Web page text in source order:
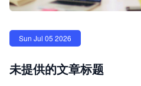
Sun Jul 05 2026
未提供的文章标题